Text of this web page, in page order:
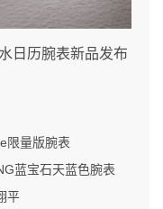
日历腕表新品发布
限量版腕表
蓝宝石天蓝色腕表
平